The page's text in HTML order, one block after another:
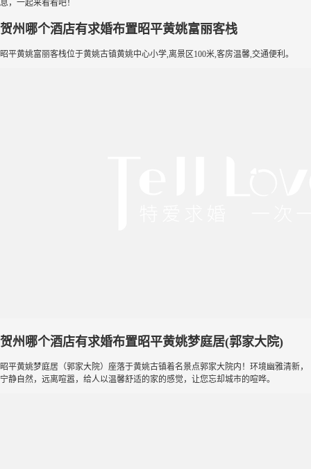
息，一起来看看吧！
贺州哪个酒店有求婚布置昭平黄姚富丽客栈
昭平黄姚富丽客栈位于黄姚古镇黄姚中心小学,离景区100米,客房温馨,交通便利。
贺州哪个酒店有求婚布置昭平黄姚梦庭居(郭家大院)
昭平黄姚梦庭居（郭家大院）座落于黄姚古镇着名景点郭家大院内！环境幽雅清新，
宁静自然，远离喧嚣，给人以温馨舒适的家的感觉，让您忘却城市的喧哗。